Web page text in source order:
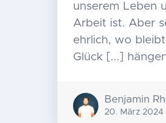
unserem Leben
Arbeit ist. Aber
ehrlich, wo
Glück [...]
Benjamin
20. März 2024